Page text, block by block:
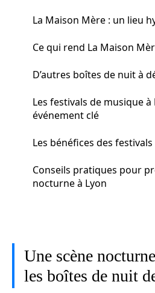
La Maison Mère : un lieu
Ce qui rend La Maison
D’autres boîtes de nuit à
Les festivals de musique à
événement clé
Les bénéfices des
Conseils pratiques pour
nocturne à Lyon
Une scène
les boîtes de nuit